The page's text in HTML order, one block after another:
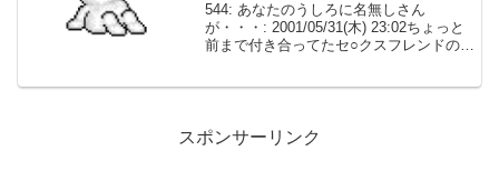
544: あなたのうしろに名無しさん
が・・・: 2001/05/31(木) 23:02ちょっと
前まで付き合ってたセ○クスフレンドの話
スポンサーリンク